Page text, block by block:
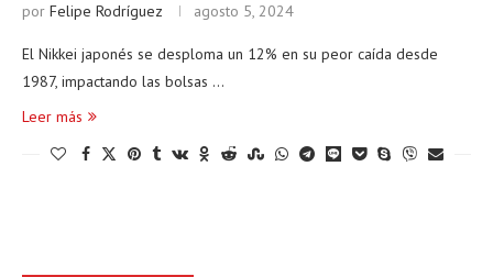
por Felipe Rodríguez agosto 5, 2024
El Nikkei japonés se desploma un 12% en su peor caída desde
1987, impactando las bolsas …
Leer más